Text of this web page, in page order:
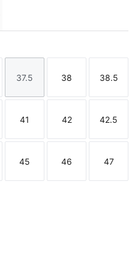
PUMA Black
Lux Lime-PUMA Black
Black-Cool Dark Gray-
Taille
37.5
Taille
38
Taille
38.5
Taille
41
Taille
42
Taille
42.5
Taille
45
Taille
46
Taille
47